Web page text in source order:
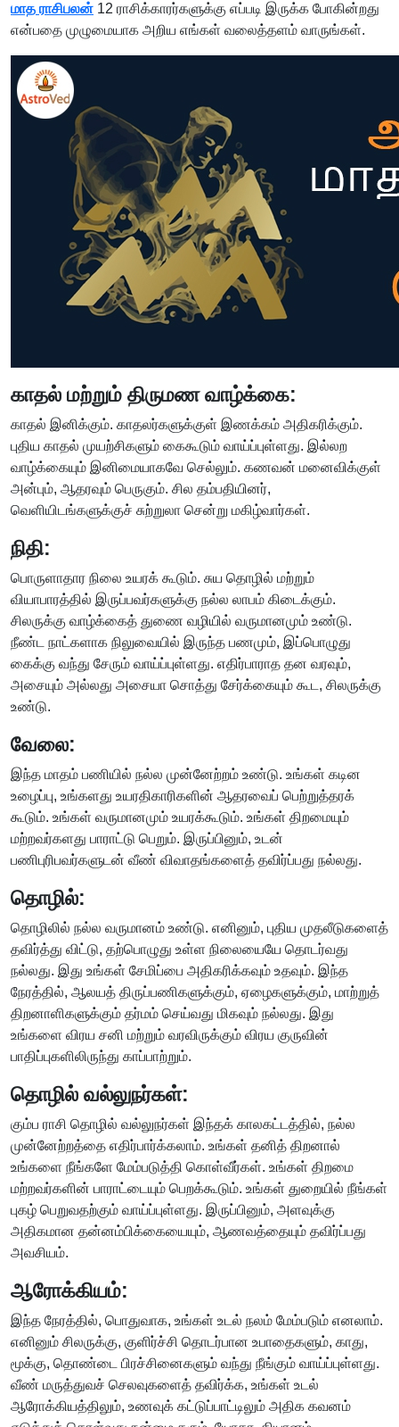
மாத ராசிபலன் 12 ராசிக்காரர்களுக்கு எப்படி இருக்க போகின்றது
என்பதை முழுமையாக அறிய எங்கள் வலைத்தளம் வாருங்கள்.
காதல் மற்றும் திருமண வாழ்க்கை:
காதல் இனிக்கும். காதலர்களுக்குள் இணக்கம் அதிகரிக்கும்.
புதிய காதல் முயற்சிகளும் கைகூடும் வாய்ப்புள்ளது. இல்லற
வாழ்க்கையும் இனிமையாகவே செல்லும். கணவன் மனைவிக்குள்
அன்பும், ஆதரவும் பெருகும். சில தம்பதியினர்,
வெளியிடங்களுக்குச் சுற்றுலா சென்று மகிழ்வார்கள்.
நிதி:
பொருளாதார நிலை உயரக் கூடும். சுய தொழில் மற்றும்
வியாபாரத்தில் இருப்பவர்களுக்கு நல்ல லாபம் கிடைக்கும்.
சிலருக்கு வாழ்க்கைத் துணை வழியில் வருமானமும் உண்டு.
நீண்ட நாட்களாக நிலுவையில் இருந்த பணமும், இப்பொழுது
கைக்கு வந்து சேரும் வாய்ப்புள்ளது. எதிர்பாராத தன வரவும்,
அசையும் அல்லது அசையா சொத்து சேர்க்கையும் கூட, சிலருக்கு
உண்டு.
வேலை:
இந்த மாதம் பணியில் நல்ல முன்னேற்றம் உண்டு. உங்கள் கடின
உழைப்பு, உங்களது உயரதிகாரிகளின் ஆதரவைப் பெற்றுத்தரக்
கூடும். உங்கள் வருமானமும் உயரக்கூடும். உங்கள் திறமையும்
மற்றவர்களது பாராட்டு பெறும். இருப்பினும், உடன்
பணிபுரிபவர்களுடன் வீண் விவாதங்களைத் தவிர்ப்பது நல்லது.
தொழில்:
தொழிலில் நல்ல வருமானம் உண்டு. எனினும், புதிய முதலீடுகளைத்
தவிர்த்து விட்டு, தற்பொழுது உள்ள நிலையையே தொடர்வது
நல்லது. இது உங்கள் சேமிப்பை அதிகரிக்கவும் உதவும். இந்த
நேரத்தில், ஆலயத் திருப்பணிகளுக்கும், ஏழைகளுக்கும், மாற்றுத்
திறனாளிகளுக்கும் தர்மம் செய்வது மிகவும் நல்லது. இது
உங்களை விரய சனி மற்றும் வரவிருக்கும் விரய குருவின்
பாதிப்புகளிலிருந்து காப்பாற்றும்.
தொழில் வல்லுநர்கள்:
கும்ப ராசி தொழில் வல்லுநர்கள் இந்தக் காலகட்டத்தில், நல்ல
முன்னேற்றத்தை எதிர்பார்க்கலாம். உங்கள் தனித் திறனால்
உங்களை நீங்களே மேம்படுத்தி கொள்வீர்கள். உங்கள் திறமை
மற்றவர்களின் பாராட்டையும் பெறக்கூடும். உங்கள் துறையில் நீங்கள்
புகழ் பெறுவதற்கும் வாய்ப்புள்ளது. இருப்பினும், அளவுக்கு
அதிகமான தன்னம்பிக்கையையும், ஆணவத்தையும் தவிர்ப்பது
அவசியம்.
ஆரோக்கியம்:
இந்த நேரத்தில், பொதுவாக, உங்கள் உடல் நலம் மேம்படும் எனலாம்.
எனினும் சிலருக்கு, குளிர்ச்சி தொடர்பான உபாதைகளும், காது,
மூக்கு, தொண்டை பிரச்சினைகளும் வந்து நீங்கும் வாய்ப்புள்ளது.
வீண் மருத்துவச் செலவுகளைத் தவிர்க்க, உங்கள் உடல்
ஆரோக்கியத்திலும், உணவுக் கட்டுப்பாட்டிலும் அதிக கவனம்